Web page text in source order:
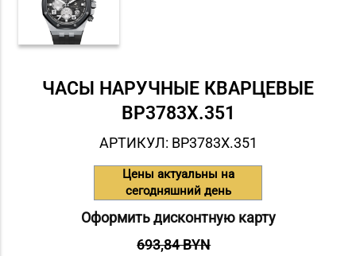
ЧАСЫ НАРУЧНЫЕ КВАРЦЕВЫЕ
BP3783X.351
АРТИКУЛ: BP3783X.351
Цены актуальны на
сегодняшний день
Оформить дисконтную карту
693,84 BYN